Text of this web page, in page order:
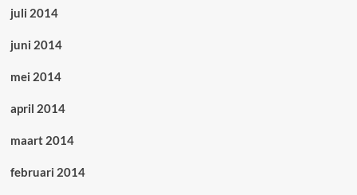
juli 2014
juni 2014
mei 2014
april 2014
maart 2014
februari 2014